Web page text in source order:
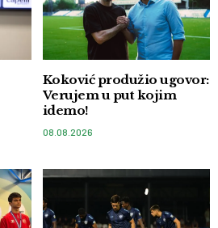
Koković produžio ugovor:
Verujem u put kojim
idemo!
08.08.2026